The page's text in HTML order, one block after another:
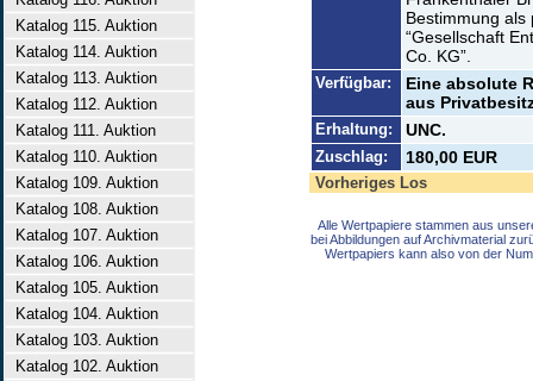
Katalog 115. Auktion
Katalog 114. Auktion
Katalog 113. Auktion
Katalog 112. Auktion
Katalog 111. Auktion
Katalog 110. Auktion
Katalog 109. Auktion
Katalog 108. Auktion
Katalog 107. Auktion
Katalog 106. Auktion
Katalog 105. Auktion
Katalog 104. Auktion
Katalog 103. Auktion
Katalog 102. Auktion
Bestimmung als
“Gesellschaft
Co. KG”.
Verfügbar:
Eine absolute
aus
Erhaltung: UNC.
Zuschlag: 180,00 EUR
Vorheriges Los
Alle Wertpapiere stammen aus
bei Abbildungen auf Archivmaterial
Wertpapiers kann also von der